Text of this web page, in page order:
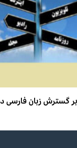
بر گسترش زبان